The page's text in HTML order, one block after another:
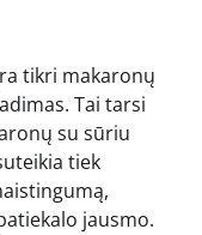
tikri makaronų
Tai tarsi
su sūriu
tiek
jausmo.